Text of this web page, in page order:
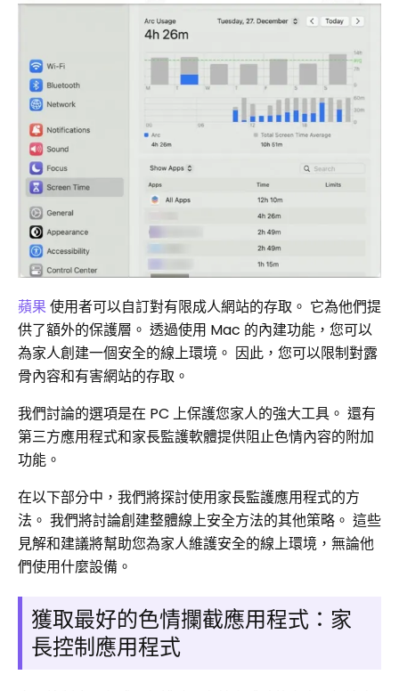
蘋果 使用者可以自訂對有限成人網站的存取。 它為他們提
供了額外的保護層。 透過使用 Mac 的內建功能，您可以
為家人創建一個安全的線上環境。 因此，您可以限制對露
骨內容和有害網站的存取。
我們討論的選項是在 PC 上保護您家人的強大工具。 還有
第三方應用程式和家長監護軟體提供阻止色情內容的附加
功能。
在以下部分中，我們將探討使用家長監護應用程式的方
法。 我們將討論創建整體線上安全方法的其他策略。 這些
見解和建議將幫助您為家人維護安全的線上環境，無論他
們使用什麼設備。
獲取最好的色情攔截應用程式：家
長控制應用程式